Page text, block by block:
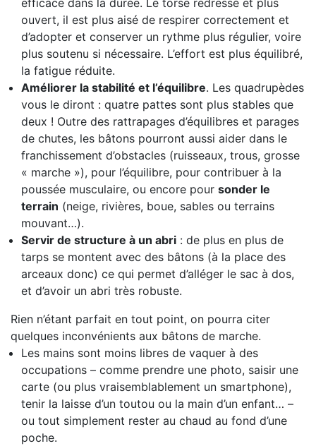
ouvert, il est plus aisé de respirer correctement et
d’adopter et conserver un rythme plus régulier, voire
plus soutenu si nécessaire. L’effort est plus équilibré,
la fatigue réduite.
Améliorer la stabilité et l’équilibre. Les quadrupèdes
vous le diront : quatre pattes sont plus stables que
deux ! Outre des rattrapages d’équilibres et parages
de chutes, les bâtons pourront aussi aider dans le
franchissement d’obstacles (ruisseaux, trous, grosse
« marche »), pour l’équilibre, pour contribuer à la
poussée musculaire, ou encore pour sonder le
terrain (neige, rivières, boue, sables ou terrains
mouvant…).
Servir de structure à un abri : de plus en plus de
tarps se montent avec des bâtons (à la place des
arceaux donc) ce qui permet d’alléger le sac à dos,
et d’avoir un abri très robuste.
Rien n’étant parfait en tout point, on pourra citer
quelques inconvénients aux bâtons de marche.
Les mains sont moins libres de vaquer à des
occupations – comme prendre une photo, saisir une
carte (ou plus vraisemblablement un smartphone),
tenir la laisse d’un toutou ou la main d’un enfant… –
ou tout simplement rester au chaud au fond d’une
poche.